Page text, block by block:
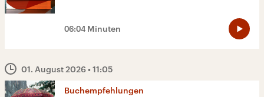
06:04 Minuten
01. August 2026• 11:05
Buchempfehlungen